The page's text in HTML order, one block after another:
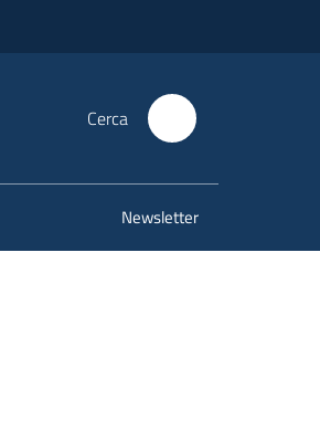
Cerca
Newsletter